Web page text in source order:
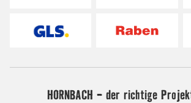
HORNBACH - der richtige